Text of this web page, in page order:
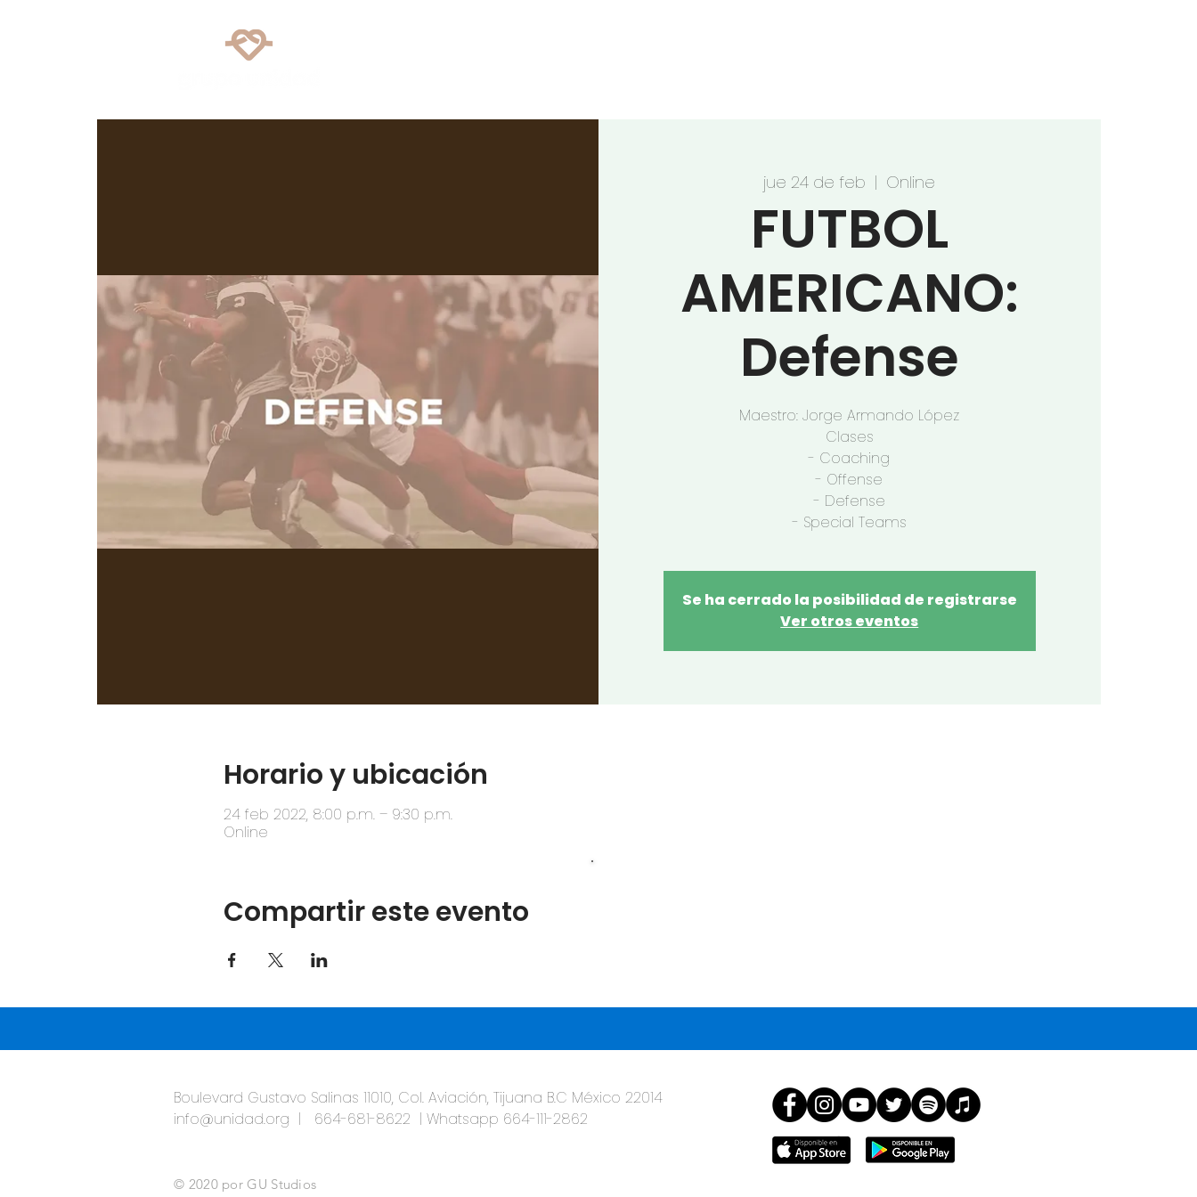
jue 24 de feb
  |
Online
FUTBOL
AMERICANO:
Defense
Maestro: Jorge Armando López
Clases
- Coaching
- Offense
- Defense
- Special Teams
Se ha cerrado la posibilidad de registrarse
Ver otros eventos
Horario y ubicación
24 feb 2022, 8:00 p.m. – 9:30 p.m.
Online
Compartir este evento
Boulevard Gustavo Salinas 11010, Col. Aviación, Tijuana B.C México 22014
info@unidad.org | 664-681-8622 | Whatsapp 664-111-2862
© 2020 por GU Studios